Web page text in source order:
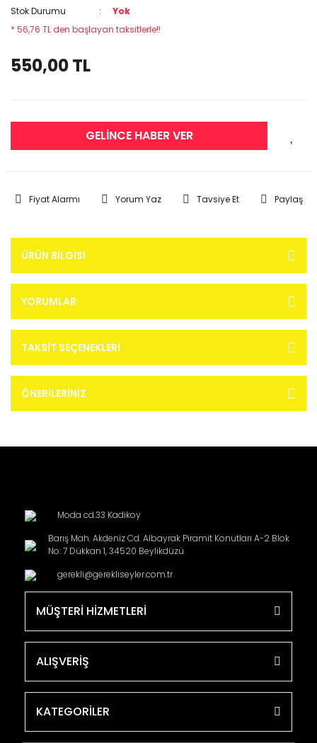
Stok Durumu
Yok
* 56,76 TL den başlayan taksitlerle!!
550,00 TL
GELİNCE HABER VER
Fiyat Alarmı Yorum Yaz Tavsiye Et Paylaş
ÜRÜN BILGISI
YORUMLAR
TAKSIT SEÇENEKLERI
ÖNERILERINIZ
Moda cd.33 Kadikoy
Barış Mah. Akdeniz Cd. Albayrak Piramit Konutları A-2 Blok
No: 7 Dükkan 1, 34520 Beylikdüzü
gerekli@gerekliseyler.com.tr
MÜŞTERİ HİZMETLERİ
ALIŞVERİŞ
KATEGORİLER